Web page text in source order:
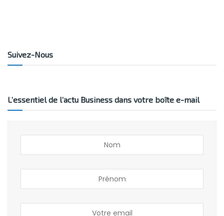
Suivez-Nous
L’essentiel de l’actu Business dans votre boîte e-mail